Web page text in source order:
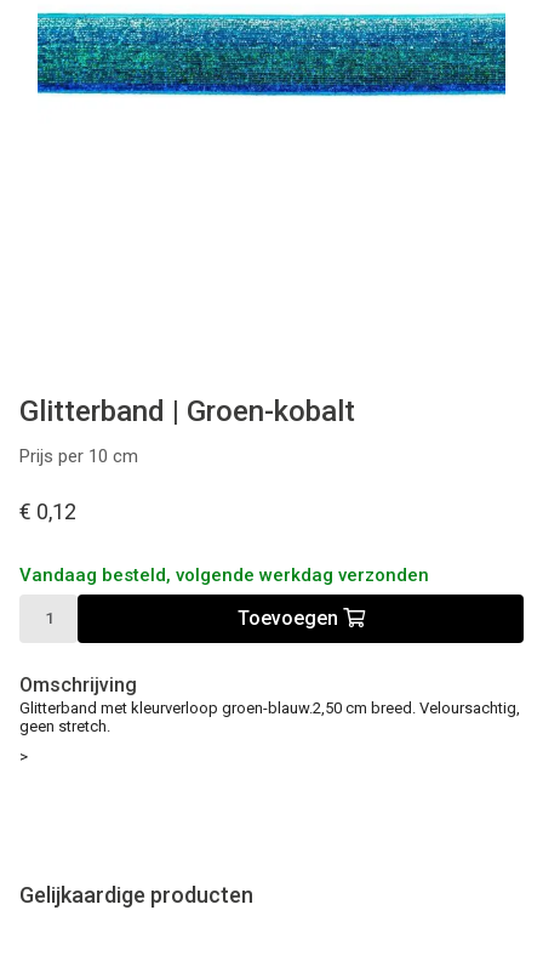
Tips & tricks
Glitterband | Groen-kobalt
Prijs per 10 cm
€ 0,12
Vandaag besteld, volgende werkdag verzonden
Toevoegen
Omschrijving
Glitterband met kleurverloop groen-blauw.2,50 cm breed. Veloursachtig,
geen stretch.
>
Gelijkaardige producten